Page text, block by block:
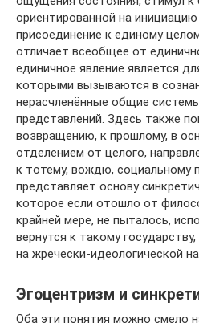
ориентированной на
присоединение к единому
отличает всеобщее от
единичное явление является
которыми вызываются в
нерасчленённые общие
представлений. Здесь также
возвращению, к прошлому, в
отделением от целого,
к тотему, вождю, социальному
представляет основу
которое если отошло от
крайней мере, не пыталось,
вернутся к такому
на жречески-идеологической
Эгоцентризм и
Оба эти понятия можно смело